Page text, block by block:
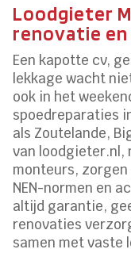
Loodgieter
renovatie
Een kapotte cv,
lekkage wacht
ook in het
spoedreparaties
als Zoutelande,
van loodgieter.nl,
monteurs,
NEN-normen en
altijd garantie,
renovaties
samen met vaste